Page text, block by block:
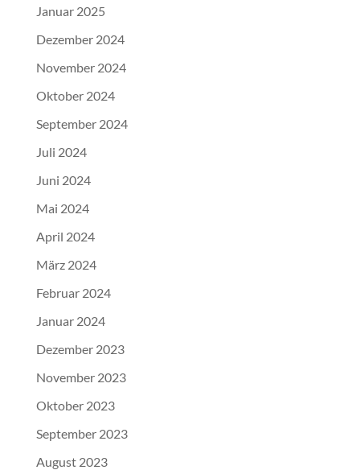
Januar 2025
Dezember 2024
November 2024
Oktober 2024
September 2024
Juli 2024
Juni 2024
Mai 2024
April 2024
März 2024
Februar 2024
Januar 2024
Dezember 2023
November 2023
Oktober 2023
September 2023
August 2023